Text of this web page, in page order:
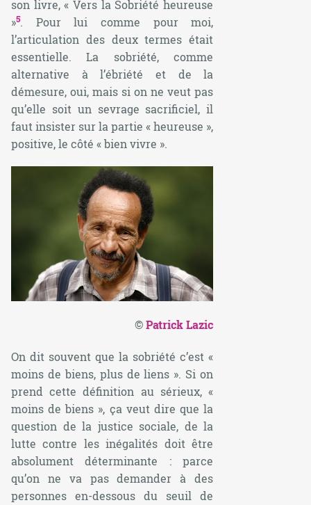
son livre, « Vers la Sobriété heureuse
»5. Pour lui comme pour moi,
l’articulation des deux termes était
essentielle. La sobriété, comme
alternative à l’ébriété et de la
démesure, oui, mais si on ne veut pas
qu’elle soit un sevrage sacrificiel, il
faut insister sur la partie « heureuse »,
positive, le côté « bien vivre ».
©Patrick Lazic
On dit souvent que la sobriété c’est «
moins de biens, plus de liens ». Si on
prend cette définition au sérieux, «
moins de biens », ça veut dire que la
question de la justice sociale, de la
lutte contre les inégalités doit être
absolument déterminante : parce
qu’on ne va pas demander à des
personnes en-dessous du seuil de